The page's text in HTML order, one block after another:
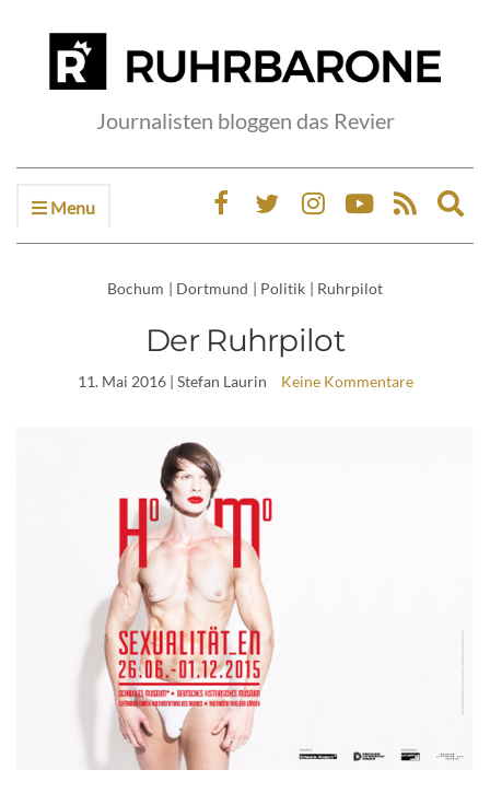
Journalisten bloggen das Revier
Menu
Bochum | Dortmund | Politik | Ruhrpilot
Der Ruhrpilot
11. Mai 2016| Stefan Laurin Keine Kommentare